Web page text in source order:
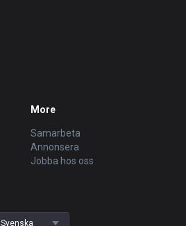
More
Samarbeta
Annonsera
Jobba hos oss
Svenska